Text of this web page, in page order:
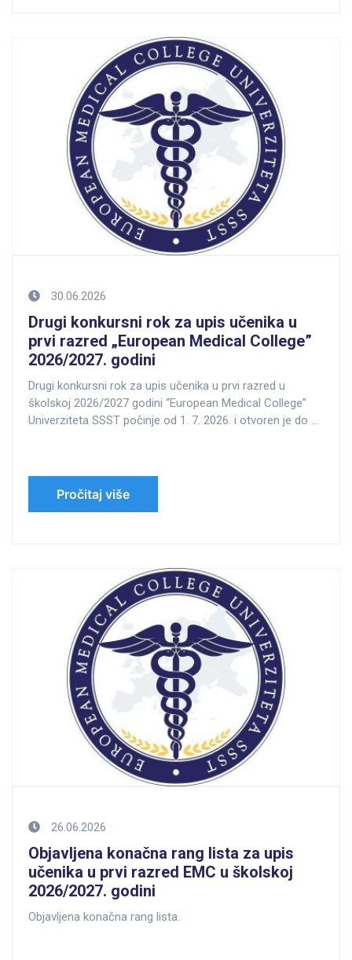
30.06.2026
Drugi konkursni rok za upis učenika u
prvi razred „European Medical College”
2026/2027. godini
Drugi konkursni rok za upis učenika u prvi razred u
školskoj 2026/2027 godini “European Medical College”
Univerziteta SSST počinje od 1. 7. 2026. i otvoren je do 3.
Pročitaj više
26.06.2026
Objavljena konačna rang lista za upis
učenika u prvi razred EMC u školskoj
2026/2027. godini
Objavljena konačna rang lista.